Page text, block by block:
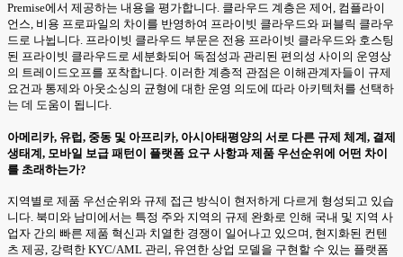
Premise에서 제공하는 내용을 평가합니다. 클라우드 계층은 제어, 컴플라이
언스, 비용 프로파일의 차이를 반영하여 프라이빗 클라우드와 퍼블릭 클라우
드로 나뉩니다. 프라이빗 클라우드 부문은 전용 프라이빗 클라우드와 호스팅
된 프라이빗 클라우드로 세분화되어 독점성과 관리된 편의성 사이의 운영상
의 트레이드오프를 포착합니다. 이러한 계층적 관점은 이해관계자들이 규제
요건과 통제와 아웃소싱의 균형에 대한 운영 의도에 따라 아키텍처를 선택하
는 데 도움이 됩니다.
아메리카, 유럽, 중동 및 아프리카, 아시아태평양의 서로 다른 규제 체계, 결제
생태계, 모바일 보급 패턴이 플랫폼 요구 사항과 제품 우선순위에 어떤 차이
를 초래하는가?
지역별로 제품 우선순위와 규제 접근 방식이 현저하게 다르게 형성되고 있습
니다. 북미와 남미에서는 특정 주와 지역의 규제 완화로 인해 국내 및 지역 사
업자 간의 빠른 제품 혁신과 치열한 경쟁이 일어나고 있으며, 현지화된 컨텐
츠 제공, 강력한 KYC/AML 관리, 유연한 상업 모델을 구현할 수 있는 플랫폼